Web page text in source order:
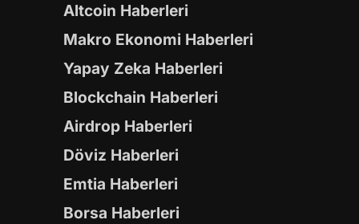
Altcoin Haberleri
Makro Ekonomi Haberleri
Yapay Zeka Haberleri
Blockchain Haberleri
Airdrop Haberleri
Döviz Haberleri
Emtia Haberleri
Borsa Haberleri